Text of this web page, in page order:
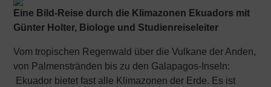
Eine Bild-Reise durch die Klimazonen Ekuadors mit
Günter Holter, Biologe und Studienreiseleiter
Vom tropischen Regenwald über die Vulkane der Anden,
von Palmenstränden bis zu den Galapagos-Inseln:
Ekuador bietet fast alle Klimazonen der Erde. Es ist